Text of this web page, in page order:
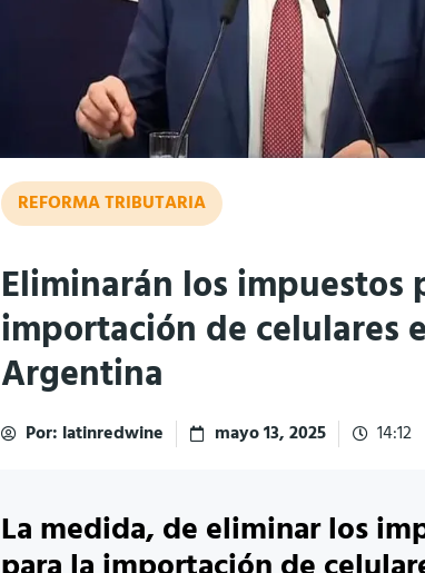
REFORMA TRIBUTARIA
Eliminarán los impuestos
importación de celulares
Argentina
Por: latinredwine mayo 13, 2025 14:12
La medida, de eliminar los